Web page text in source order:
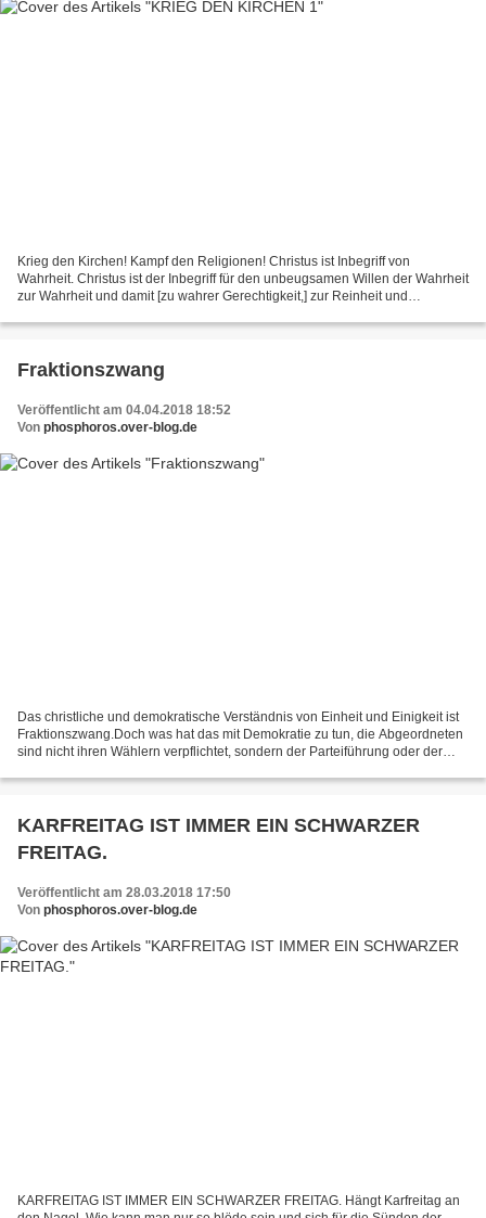
Krieg den Kirchen! Kampf den Religionen! Christus ist Inbegriff von
Wahrheit. Christus ist der Inbegriff für den unbeugsamen Willen der Wahrheit
zur Wahrheit und damit [zu wahrer Gerechtigkeit,] zur Reinheit und
Fraktionszwang
Veröffentlicht am 04.04.2018 18:52
Von phosphoros.over-blog.de
Das christliche und demokratische Verständnis von Einheit und Einigkeit ist
Fraktionszwang.Doch was hat das mit Demokratie zu tun, die Abgeordneten
sind nicht ihren Wählern verpflichtet, sondern der Parteiführung oder der
KARFREITAG IST IMMER EIN SCHWARZER
FREITAG.
Veröffentlicht am 28.03.2018 17:50
Von phosphoros.over-blog.de
KARFREITAG IST IMMER EIN SCHWARZER FREITAG. Hängt Karfreitag an